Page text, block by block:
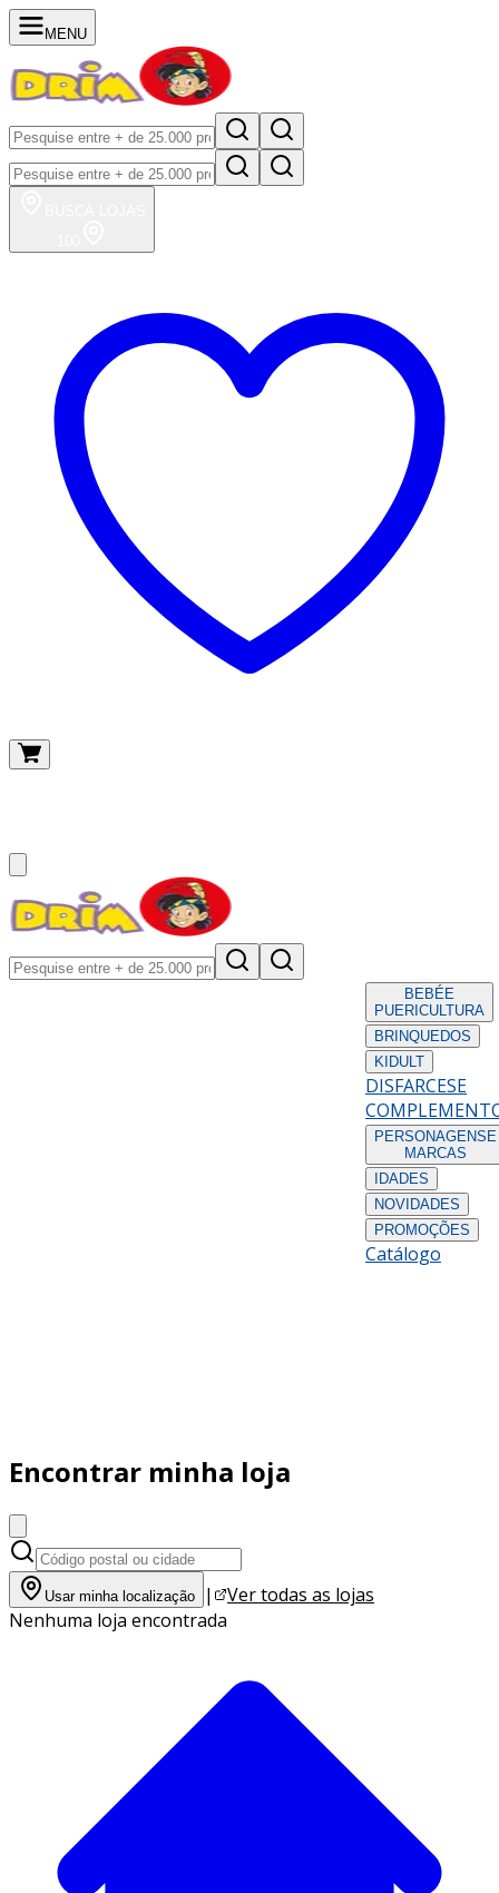
MENU
BEBÉE
PUERICULTURA
BRINQUEDOS
KIDULT
DISFARCESE
PERSONAGENS E
MARCAS
IDADES
NOVIDADES
PROMOÇÕES
Catálogo
Encontrar minha loja
Usar minha localização |
Ver todas as lojas
Nenhuma loja encontrada